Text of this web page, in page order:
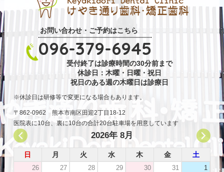
お問い合わせ・ご予約はこちら
096-379-6945
受付終了は診療時間の30分前まで
休診日：木曜・日曜・祝日
祝日のある週の木曜日は診療日
休診日は研修等で変更になる場合もあります。
〒862-0962 熊本市南区田迎2丁目18-12
医院表に10台、裏に10台の合計20台駐車場を用意しています
2026年 8月
日 月 火 水 木 金 土
26 27 28 29 30 31 1